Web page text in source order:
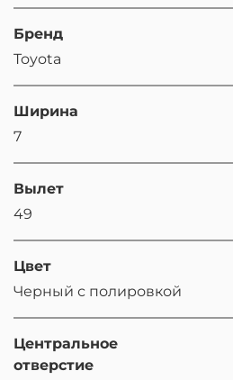
Бренд
Toyota
Ширина
7
Вылет
49
Цвет
Черный с полировкой
Центральное
отверстие